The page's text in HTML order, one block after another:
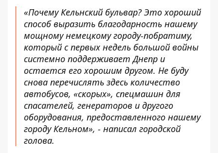
«Почему Кельнский бульвар? Это хороший
способ выразить благодарность нашему
мощному немецкому городу-побратиму,
который с первых недель большой войны
системно поддерживает Днепр и
остается его хорошим другом. Не буду
снова перечислять здесь количество
автобусов, «скорых», спецмашин для
спасателей, генераторов и другого
оборудования, предоставленного нашему
городу Кельном», - написал городской
голова.